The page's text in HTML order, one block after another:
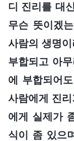
디 진리를 대
무슨 뜻이겠
사람의 생명
부합되고 아
에 부합되어
사람에게 진
에게 실제가
식이 좀 있으